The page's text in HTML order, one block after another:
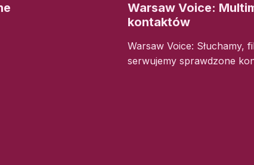
Warsaw Voice:
kontaktów
Warsaw Voice: Słuchamy,
serwujemy sprawdzone